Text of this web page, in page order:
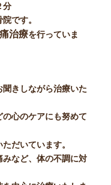
分
です。
治療を行っていま
きしながら治療いた
心のケアにも努めて
だいています。
など、体の不調に対